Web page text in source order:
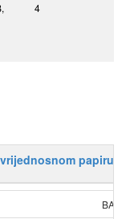
4
papiru